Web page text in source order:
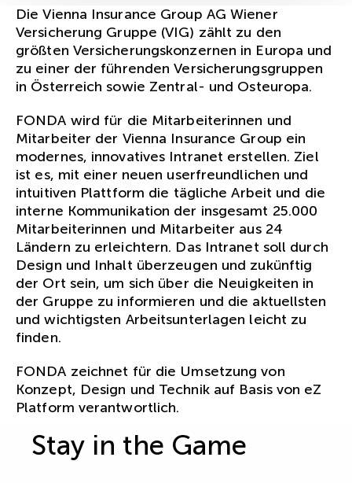
Die Vienna Insurance Group AG Wiener
Versicherung Gruppe (VIG) zählt zu den
größten Versicherungskonzernen in Europa und
zu einer der führenden Versicherungsgruppen
in Österreich sowie Zentral- und Osteuropa.
FONDA wird für die Mitarbeiterinnen und
Mitarbeiter der Vienna Insurance Group ein
modernes, innovatives Intranet erstellen. Ziel
ist es, mit einer neuen userfreundlichen und
intuitiven Plattform die tägliche Arbeit und die
interne Kommunikation der insgesamt 25.000
Mitarbeiterinnen und Mitarbeiter aus 24
Ländern zu erleichtern. Das Intranet soll durch
Design und Inhalt überzeugen und zukünftig
der Ort sein, um sich über die Neuigkeiten in
der Gruppe zu informieren und die aktuellsten
und wichtigsten Arbeitsunterlagen leicht zu
finden.
FONDA zeichnet für die Umsetzung von
Konzept, Design und Technik auf Basis von eZ
Platform verantwortlich.
Stay in the Game